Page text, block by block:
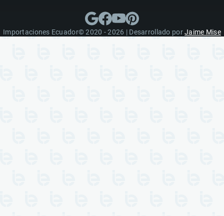
Importaciones Ecuador© 2020 - 2026 | Desarrollado porJaime Mise